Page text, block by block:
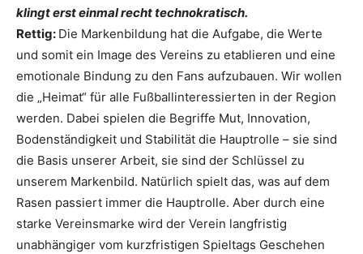
klingt erst einmal recht technokratisch.
Rettig: Die Markenbildung hat die Aufgabe, die Werte
und somit ein Image des Vereins zu etablieren und eine
emotionale Bindung zu den Fans aufzubauen. Wir wollen
die „Heimat“ für alle Fußballinteressierten in der Region
werden. Dabei spielen die Begriffe Mut, Innovation,
Bodenständigkeit und Stabilität die Hauptrolle – sie sind
die Basis unserer Arbeit, sie sind der Schlüssel zu
unserem Markenbild. Natürlich spielt das, was auf dem
Rasen passiert immer die Hauptrolle. Aber durch eine
starke Vereinsmarke wird der Verein langfristig
unabhängiger vom kurzfristigen Spieltags Geschehen